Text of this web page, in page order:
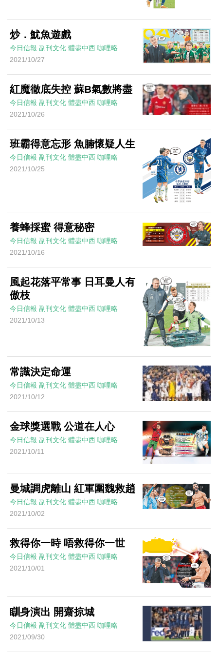
炒．魷魚遊戲
今日信報 副刊文化 體盡中西 咖哩略
2021/10/27
紅魔徹底失控 蘇B氣數將盡
今日信報 副刊文化 體盡中西 咖哩略
2021/10/26
班霸得意忘形 魚腩懷疑人生
今日信報 副刊文化 體盡中西 咖哩略
2021/10/25
養蜂採蜜 得意秘密
今日信報 副刊文化 體盡中西 咖哩略
2021/10/16
風起花落平常事 日耳曼人有
傲枝
今日信報 副刊文化 體盡中西 咖哩略
2021/10/13
常識決定命運
今日信報 副刊文化 體盡中西 咖哩略
2021/10/12
金球獎選戰 公道在人心
今日信報 副刊文化 體盡中西 咖哩略
2021/10/11
曼城調虎離山 紅軍圍魏救趙
今日信報 副刊文化 體盡中西 咖哩略
2021/10/02
救得你一時 唔救得你一世
今日信報 副刊文化 體盡中西 咖哩略
2021/10/01
瞓身演出 開齋掠城
今日信報 副刊文化 體盡中西 咖哩略
2021/09/30